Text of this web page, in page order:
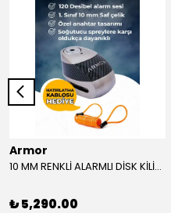
Armor
10 MM RENKLİ ALARMLI DİSK KİLİDİ YENİ VERSİYON
₺ 5,290.00